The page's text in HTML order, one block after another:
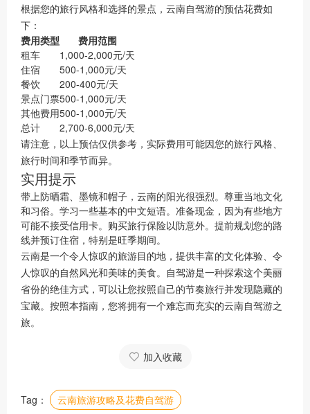
根据您的旅行风格和选择的景点，云南自驾游的预估花费如
下：
费用类型
费用范围
租车
1,000-2,000元/天
住宿
500-1,000元/天
餐饮
200-400元/天
景点门票500-1,000元/天
其他费用500-1,000元/天
总计
2,700-6,000元/天
请注意，以上预估仅供参考，实际费用可能因您的旅行风格、
旅行时间和季节而异。
实用提示
带上防晒霜、墨镜和帽子，云南的阳光很强烈。尊重当地文化
和习俗。学习一些基本的中文短语。准备现金，因为有些地方
可能不接受信用卡。购买旅行保险以防意外。提前规划您的路
线并预订住宿，特别是旺季期间。
云南是一个令人惊叹的旅游目的地，提供丰富的文化体验、令
人惊叹的自然风光和美味的美食。自驾游是一种探索这个美丽
省份的绝佳方式，可以让您按照自己的节奏旅行并发现隐藏的
宝藏。按照本指南，您将拥有一个难忘而充实的云南自驾游之
旅。
加入收藏
Tag： 云南旅游攻略及花费自驾游